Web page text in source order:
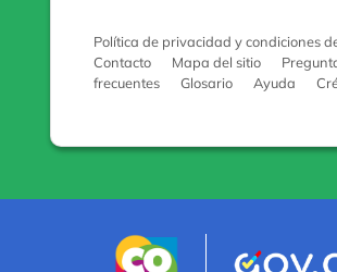
Política de privacidad y condiciones
Contacto
Mapa del sitio
frecuentes
Glosario Ayuda
Logo marca